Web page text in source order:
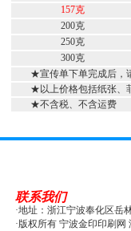
157克
200克
250克
300克
★宣传单下单完成后，请
★以上价格包括纸张、
★不含税、不含运费
联系我们
·地址：浙江宁波奉化区岳
·版权所有 宁波金印印刷网